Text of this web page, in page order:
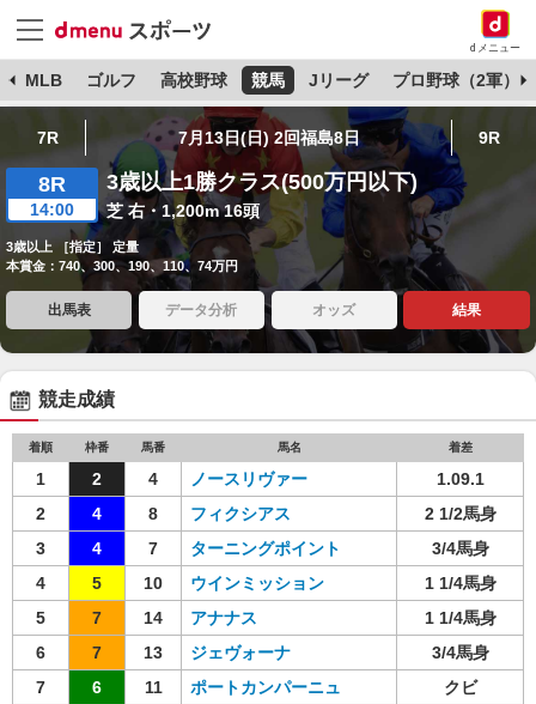
dメニュー
MLB ゴルフ 高校野球 競馬 Jリーグ プロ野球（2軍）
7R 7月13日(日) 2回福島8日 9R
8R
14:00
3歳以上1勝クラス(500万円以下)
芝 右・1,200m 16頭
3歳以上 ［指定］ 定量
本賞金：740、300、190、110、74万円
出馬表 データ分析 オッズ 結果
競走成績
着順 枠番 馬番 馬名 着差
1 2 4 ノースリヴァー
1.09.1
2
4 8 フィクシアス
2 1/2馬身
3
4 7 ターニングポイント
3/4馬身
4
5 10 ウインミッション
1 1/4馬身
5
7 14 アナナス
1 1/4馬身
6
7 13 ジェヴォーナ
3/4馬身
7
6 11 ポートカンパーニュ
クビ